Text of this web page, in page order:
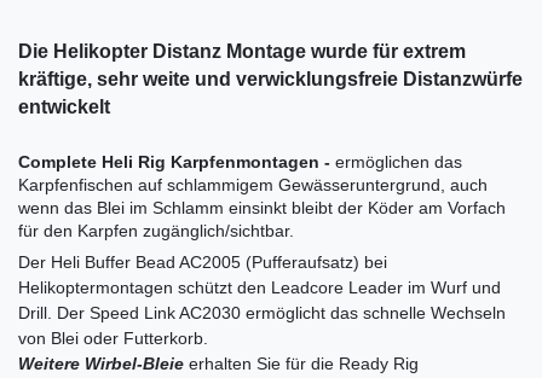
Die Helikopter Distanz Montage wurde für extrem
kräftige, sehr weite und verwicklungsfreie Distanzwürfe
entwickelt
Complete Heli Rig Karpfenmontagen - ermöglichen das
Karpfenfischen auf schlammigem Gewässeruntergrund, auch
wenn das Blei im Schlamm einsinkt bleibt der Köder am Vorfach
für den Karpfen zugänglich/sichtbar.
Der Heli Buffer Bead AC2005 (Pufferaufsatz) bei
Helikoptermontagen schützt den Leadcore Leader im Wurf und
Drill. Der Speed Link AC2030 ermöglicht das schnelle Wechseln
von Blei oder Futterkorb.
Weitere Wirbel-Bleie erhalten Sie für die Ready Rig